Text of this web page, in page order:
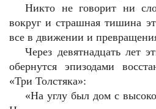
Никто не говорит ни
вокруг и страшная тишина
все в движении и
Через девятнадцать лет
обернутся эпизодами
«Три Толстяка»:
«На углу был дом с